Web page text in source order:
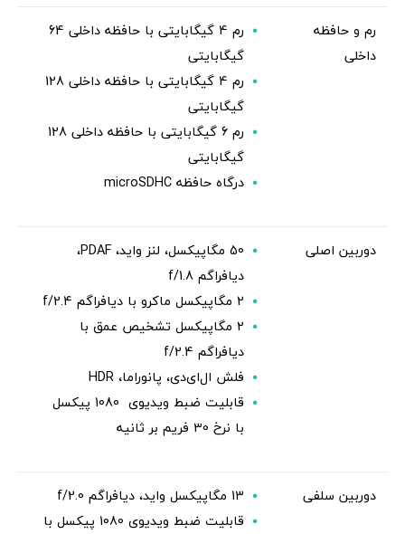
رم و حافظه
داخلی
رم 4 گیگابایتی با حافظه داخلی 64
گیگابایتی
رم 4 گیگابایتی با حافظه داخلی 128
گیگابایتی
رم 6 گیگابایتی با حافظه داخلی 128
گیگابایتی
درگاه حافظه microSDHC
دوربین اصلی
50 مگاپیکسل، لنز واید، PDAF،
دیافراگم f/1.8
2 مگاپیکسل ماکرو با دیافراگم f/2.4
2 مگاپیکسل تشخیص عمق با
دیافراگم f/2.4
فلش ال‌ای‌دی، پانوراما، HDR
قابلیت ضبط ویدیوی 1080 پیکسل
با نرخ 30 فریم بر ثانیه
دوربین سلفی
13 مگاپیکسل واید، دیافراگم f/2.0
قابلیت ضبط ویدیوی 1080 پیکسل با